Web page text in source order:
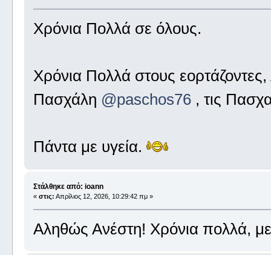
Χρόνια Πολλά σε όλους.
Χρόνια Πολλά στους
Πασχάλη @paschos76, τις
Πάντα με υγεία.
Στάλθηκε από: ioann
« στις: Απρίλιος 12, 2026, 10:29:42 πμ »
Αληθώς Ανέστη! Χρόνια πολλά,